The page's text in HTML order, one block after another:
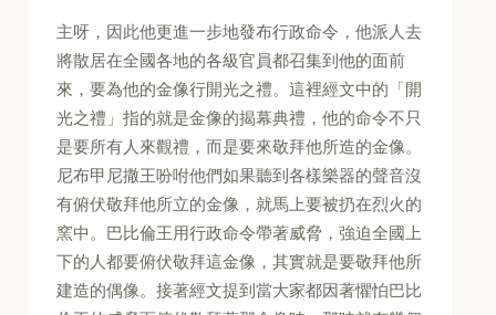
主呀，因此他更進一步地發布行政命令，他派人去
將散居在全國各地的各級官員都召集到他的面前
來，要為他的金像行開光之禮。這裡經文中的「開
光之禮」指的就是金像的揭幕典禮，他的命令不只
是要所有人來觀禮，而是要來敬拜他所造的金像。
尼布甲尼撒王吩咐他們如果聽到各樣樂器的聲音沒
有俯伏敬拜他所立的金像，就馬上要被扔在烈火的
窯中。巴比倫王用行政命令帶著威脅，強迫全國上
下的人都要俯伏敬拜這金像，其實就是要敬拜他所
建造的偶像。接著經文提到當大家都因著懼怕巴比